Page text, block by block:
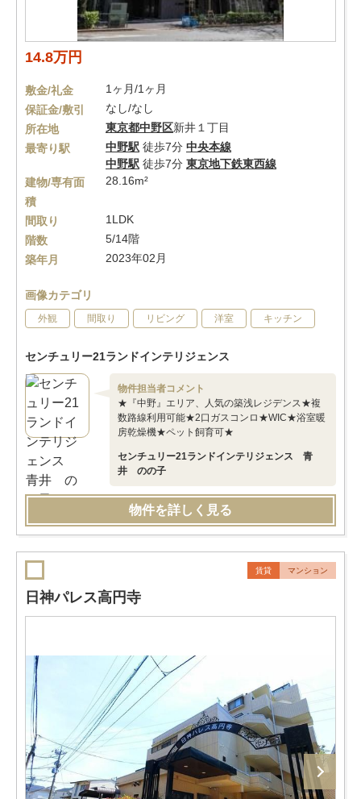
14.8万円
敷金/礼金
1ヶ月/1ヶ月
保証金/敷引
なし/なし
所在地
東京都中野区新井１丁目
最寄り駅
中野駅 徒歩7分 中央本線
中野駅 徒歩7分 東京地下鉄東西線
建物/専有面
積
28.16m²
間取り
1LDK
階数
5/14階
築年月
2023年02月
画像カテゴリ
外観 間取り リビング 洋室 キッチン
センチュリー21ランドインテリジェンス
物件担当者コメント
★『中野』エリア、人気の築浅レジデンス★複
数路線利用可能★2口ガスコンロ★WIC★浴室暖
房乾燥機★ペット飼育可★
センチュリー21ランドインテリジェンス 青
井 のの子
物件を詳しく見る
賃貸 マンション
日神パレス高円寺